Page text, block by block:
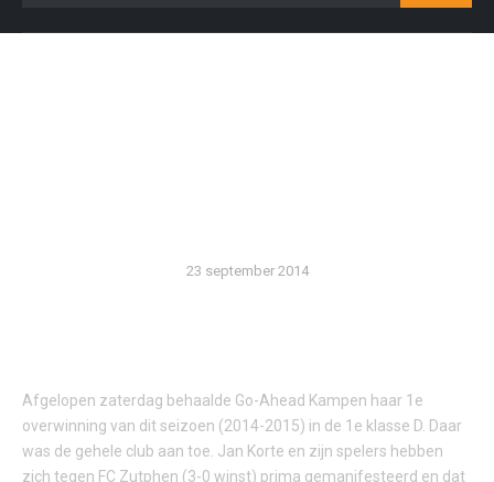
23 september 2014
Afgelopen zaterdag behaalde Go-Ahead Kampen haar 1e
overwinning van dit seizoen (2014-2015) in de 1e klasse D. Daar
was de gehele club aan toe. Jan Korte en zijn spelers hebben
zich tegen FC Zutphen (3-0 winst) prima gemanifesteerd en dat